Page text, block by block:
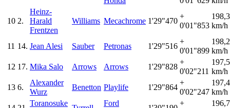
10 2.
Heinz-
Harald
Frentzen
Williams Mecachrome 1'29"470
+
0'01"853 km/h
11 14. Jean Alesi Sauber Petronas 1'29"516
+
0'01"899 km/h
12 17. Mika Salo Arrows Arrows 1'29"828
+
0'02"211 km/h
13 6.
Alexander
Wurz
Benetton Playlife 1'29"864
+
0'02"247 km/h
Toranosuke
Ford
+